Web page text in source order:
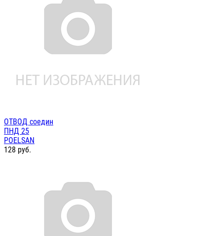
ОТВОД соедин
ПНД 25
POELSAN
128 руб.